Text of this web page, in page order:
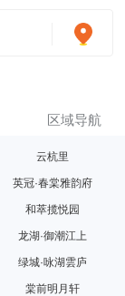
区域导航
云杭里
英冠·春棠雅韵府
和萃揽悦园
龙湖·御潮江上
绿城·咏湖雲庐
棠前明月轩